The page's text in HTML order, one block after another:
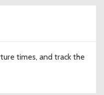
times, and track the